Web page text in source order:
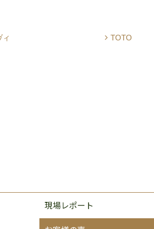
ィ
TOTO
現場レポート